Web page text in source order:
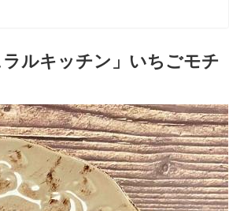
ルキッチン」いちごモチ